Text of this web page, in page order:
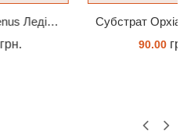
Субстрат Орхіата Besgrow Orchiata фракція 18-25мм